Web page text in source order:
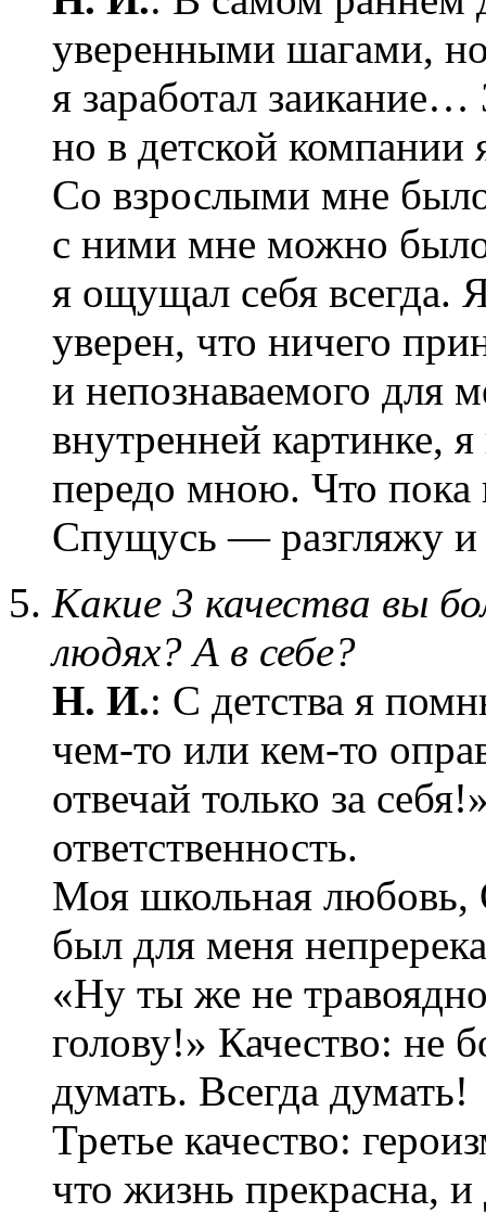
уверенными шагами, но
я заработал
но в детской компании
Со взрослыми мне
с ними мне можно
я ощущал себя всегда.
уверен, что ничего
и непознаваемого для
внутренней картинке,
передо мною. Что
Спущусь — разгляжу и
Какие 3 качества вы
людях? А в себе?
Н. И.: С детства я
чем-то или кем-то
отвечай только за
ответственность.
Моя школьная любовь,
был для меня
«Ну ты же не
голову!» Качество: не
думать. Всегда думать!
Третье качество:
что жизнь прекрасна,